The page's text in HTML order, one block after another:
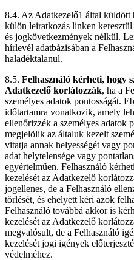
8.4. Az Adatkezelő1 által küldött
külön leiratkozás linken
és jogkövetkezmények nélkül.
hírlevél adatbázisában a
haladéktalanul.
8.5. Felhasználó kérheti, hogy
Adatkezelő korlátozzák, ha a
személyes adatok pontosságát.
időtartamra vonatkozik, amely
ellenőrizzék a személyes adatok
megjelölik az általuk kezelt
vitatja annak helyességét vagy
adat helytelensége vagy
egyértelműen. Felhasználó
kezelését az Adatkezelő
jogellenes, de a Felhasználó
törlését, és ehelyett kéri azok
Felhasználó továbbá akkor is
kezelését az Adatkezelő
megvalósult, de a Felhasználó
kezelését jogi igények
védelméhez.